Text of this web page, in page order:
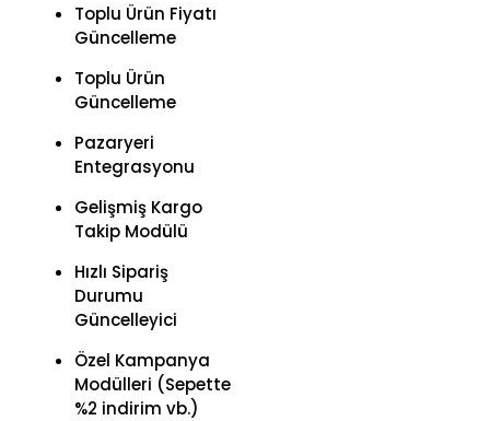
Toplu Ürün Fiyatı
Güncelleme
Toplu Ürün
Güncelleme
Pazaryeri
Entegrasyonu
Gelişmiş Kargo
Takip Modülü
Hızlı Sipariş
Durumu
Güncelleyici
Özel Kampanya
Modülleri (Sepette
%2 indirim vb.)